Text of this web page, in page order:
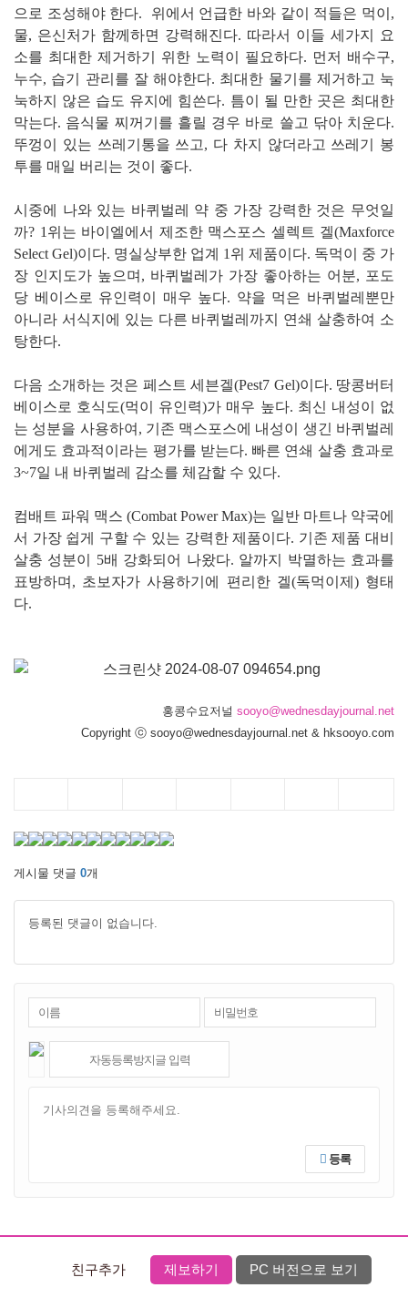
으로 조성해야 한다. 위에서 언급한 바와 같이 적들은 먹이,
물, 은신처가 함께하면 강력해진다. 따라서 이들 세가지 요
소를 최대한 제거하기 위한 노력이 필요하다. 먼저 배수구,
누수, 습기 관리를 잘 해야한다. 최대한 물기를 제거하고 눅
눅하지 않은 습도 유지에 힘쓴다. 틈이 될 만한 곳은 최대한
막는다. 음식물 찌꺼기를 흘릴 경우 바로 쓸고 닦아 치운다.
뚜껑이 있는 쓰레기통을 쓰고, 다 차지 않더라고 쓰레기 봉
투를 매일 버리는 것이 좋다.
시중에 나와 있는 바퀴벌레 약 중 가장 강력한 것은 무엇일
까? 1위는 바이엘에서 제조한 맥스포스 셀렉트 겔(Maxforce
Select Gel)이다. 명실상부한 업계 1위 제품이다. 독먹이 중 가
장 인지도가 높으며, 바퀴벌레가 가장 좋아하는 어분, 포도
당 베이스로 유인력이 매우 높다. 약을 먹은 바퀴벌레뿐만
아니라 서식지에 있는 다른 바퀴벌레까지 연쇄 살충하여 소
탕한다.
다음 소개하는 것은 페스트 세븐겔(Pest7 Gel)이다. 땅콩버터
베이스로 호식도(먹이 유인력)가 매우 높다. 최신 내성이 없
는 성분을 사용하여, 기존 맥스포스에 내성이 생긴 바퀴벌레
에게도 효과적이라는 평가를 받는다. 빠른 연쇄 살충 효과로
3~7일 내 바퀴벌레 감소를 체감할 수 있다.
컴배트 파워 맥스 (Combat Power Max)는 일반 마트나 약국에
서 가장 쉽게 구할 수 있는 강력한 제품이다. 기존 제품 대비
살충 성분이 5배 강화되어 나왔다. 알까지 박멸하는 효과를
표방하며, 초보자가 사용하기에 편리한 겔(독먹이제) 형태
다.
홍콩수요저널 sooyo@wednesdayjournal.net
Copyright ⓒ sooyo@wednesdayjournal.net & hksooyo.com
게시물 댓글 0개
등록된 댓글이 없습니다.
등록
친구추가 제보하기 PC 버전으로 보기